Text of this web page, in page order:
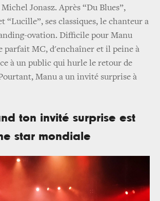
Jonasz. Après “Du Blues”,
“Lucille”, ses classiques, le chanteur a
ovation. Difficile pour Manu
parfait MC, d'enchaîner et il peine à
à un public qui hurle le retour de
Manu a un invité surprise à
ton invité surprise est
star mondiale